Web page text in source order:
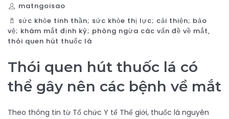
matngoisao
sức khỏe tinh thần; sức khỏe thị lực; cải thiện; bảo
vệ; khám mắt định kỳ; phòng ngừa các vấn đề về mắt,
thói quen hút thuốc lá
Thói quen hút thuốc lá có
thể gây nên các bệnh về mắt
Theo thông tin từ Tổ chức Y tế Thế giới, thuốc lá nguyên